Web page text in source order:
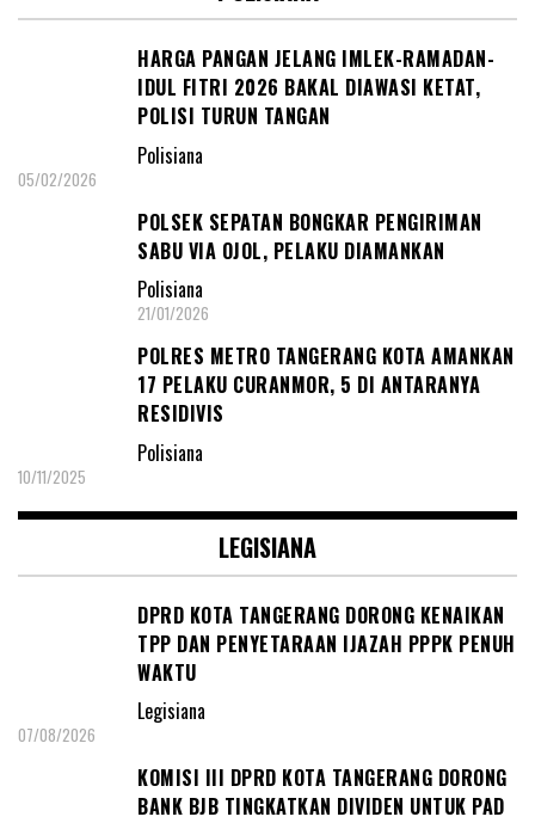
HARGA PANGAN JELANG IMLEK-RAMADAN-
IDUL FITRI 2026 BAKAL DIAWASI KETAT,
POLISI TURUN TANGAN
Polisiana
05/02/2026
POLSEK SEPATAN BONGKAR PENGIRIMAN
SABU VIA OJOL, PELAKU DIAMANKAN
Polisiana
21/01/2026
POLRES METRO TANGERANG KOTA AMANKAN
17 PELAKU CURANMOR, 5 DI ANTARANYA
RESIDIVIS
Polisiana
10/11/2025
LEGISIANA
DPRD KOTA TANGERANG DORONG KENAIKAN
TPP DAN PENYETARAAN IJAZAH PPPK PENUH
WAKTU
Legisiana
07/08/2026
KOMISI III DPRD KOTA TANGERANG DORONG
BANK BJB TINGKATKAN DIVIDEN UNTUK PAD